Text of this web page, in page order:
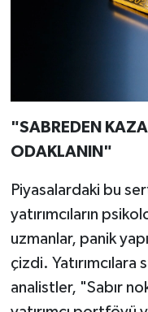
"SABREDEN
ODAKLANIN"
Piyasalardaki bu
yatırımcıların
uzmanlar, panik
çizdi.
analistler, "Sabır